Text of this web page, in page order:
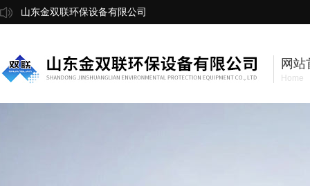
山东金双联环保设备有限公司
网站
Home